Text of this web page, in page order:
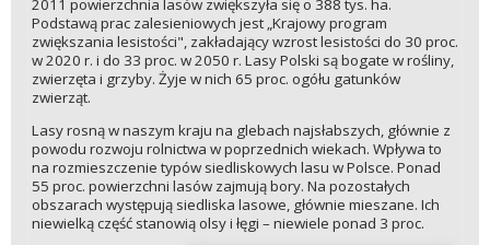
2011 powierzchnia lasów zwiększyła się o 388 tys. ha.
Podstawą prac zalesieniowych jest „Krajowy program
zwiększania lesistości", zakładający wzrost lesistości do 30 proc.
w 2020 r. i do 33 proc. w 2050 r. Lasy Polski są bogate w rośliny,
zwierzęta i grzyby. Żyje w nich 65 proc. ogółu gatunków
zwierząt.
Lasy rosną w naszym kraju na glebach najsłabszych, głównie z
powodu rozwoju rolnictwa w poprzednich wiekach. Wpływa to
na rozmieszczenie typów siedliskowych lasu w Polsce. Ponad
55 proc. powierzchni lasów zajmują bory. Na pozostałych
obszarach występują siedliska lasowe, głównie mieszane. Ich
niewielką część stanowią olsy i łęgi – niewiele ponad 3 proc.